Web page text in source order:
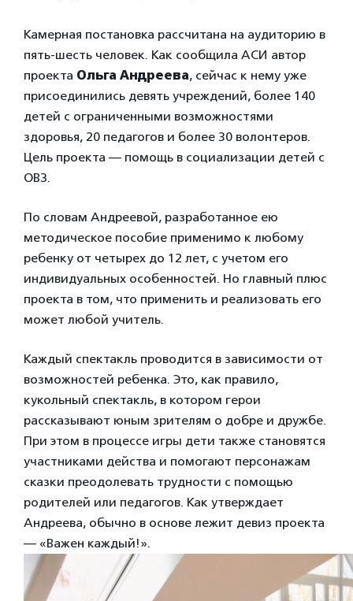
Камерная постановка рассчитана на аудиторию в
пять-шесть человек. Как сообщила АСИ автор
проекта Ольга Андреева, сейчас к нему уже
присоединились девять учреждений, более 140
детей с ограниченными возможностями
здоровья, 20 педагогов и более 30 волонтеров.
Цель проекта — помощь в социализации детей с
ОВЗ.
По словам Андреевой, разработанное ею
методическое пособие применимо к любому
ребенку от четырех до 12 лет, с учетом его
индивидуальных особенностей. Но главный плюс
проекта в том, что применить и реализовать его
может любой учитель.
Каждый спектакль проводится в зависимости от
возможностей ребенка. Это, как правило,
кукольный спектакль, в котором герои
рассказывают юным зрителям о добре и дружбе.
При этом в процессе игры дети также становятся
участниками действа и помогают персонажам
сказки преодолевать трудности с помощью
родителей или педагогов. Как утверждает
Андреева, обычно в основе лежит девиз проекта
— «Важен каждый!».